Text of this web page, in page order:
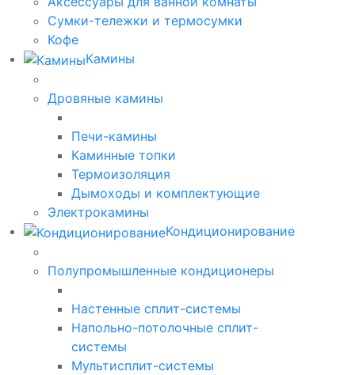
Сумки-тележки и термосумки
Кофе
Камины
Дровяные камины
Печи-камины
Каминные топки
Термоизоляция
Дымоходы и комплектующие
Электрокамины
Кондиционирование
Полупромышленные кондиционеры
Настенные сплит-системы
Напольно-потолочные сплит-
системы
Мультисплит-системы